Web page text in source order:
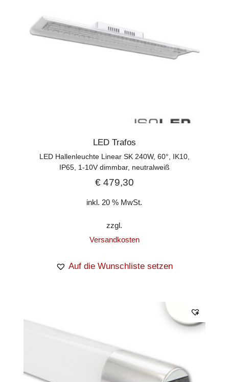
LED Trafos
LED Hallenleuchte Linear SK 240W, 60°, IK10,
IP65, 1-10V dimmbar, neutralweiß
€479,30
inkl. 20 % MwSt.
zzgl.
Versandkosten
Auf die Wunschliste setzen